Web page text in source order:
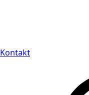
Kontakt